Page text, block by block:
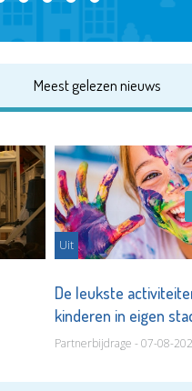
Meest gelezen nieuws
Uit
De leukste
kinderen in eigen
Partnerbijdrage - 07-08-